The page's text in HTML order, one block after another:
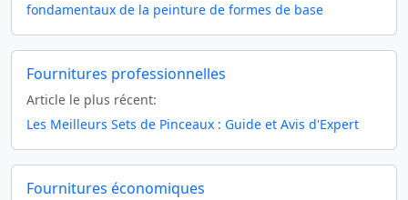
fondamentaux de la peinture de formes de base
Fournitures professionnelles
Article le plus récent:
Les Meilleurs Sets de Pinceaux : Guide et Avis d'Expert
Fournitures économiques